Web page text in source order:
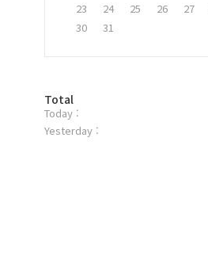
23
24 25 26 27
30
31
방
문
자
Total
Today :
Yesterday :